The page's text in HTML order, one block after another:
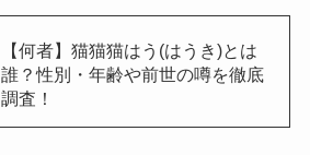
【何者】猫猫猫はう(はうき)とは
誰？性別・年齢や前世の噂を徹底
調査！